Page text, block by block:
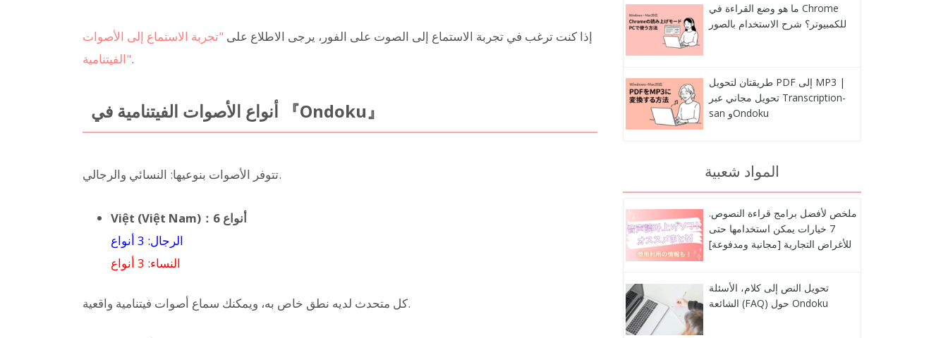
إذا كنت ترغب في تجربة الاستماع إلى الصوت على الفور، يرجى الاطلاع على "تجربة الاستماع إلى الأصوات
الفيتنامية".
أنواع الأصوات الفيتنامية في 『Ondoku』
تتوفر الأصوات بنوعيها: النسائي والرجالي.
Việt (Việt Nam)：6 أنواع
الرجال: 3 أنواع
النساء: 3 أنواع
كل متحدث لديه نطق خاص به، ويمكنك سماع أصوات فيتنامية واقعية.
ما هو وضع القراءة في Chrome
للكمبيوتر؟ شرح الاستخدام بالصور
طريقتان لتحويل PDF إلى MP3 |
تحويل مجاني عبر Transcription-
san وOndoku
المواد شعبية
ملخص لأفضل برامج قراءة النصوص.
7 خيارات يمكن استخدامها حتى
للأغراض التجارية [مجانية ومدفوعة]
تحويل النص إلى كلام، الأسئلة
الشائعة (FAQ) حول Ondoku